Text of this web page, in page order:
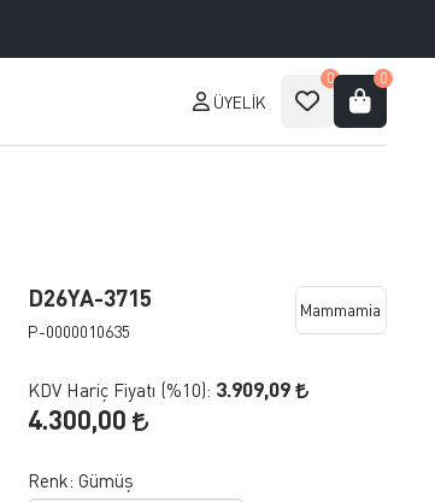
ÜYELIK
0 0
D26YA-3715
P-0000010635
Mammamia
KDV Hariç Fiyatı (%10): 3.909,09
4.300,00
Renk: Gümüş